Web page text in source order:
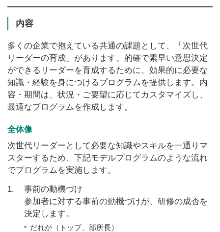
内容
多くの企業で抱えている共通の課題として、「次世代
リーダーの育成」があります。的確で素早い意思決定
ができるリーダーを育成するために、効果的に必要な
知識・経験を身につけるプログラムを提供します。内
容・期間は、状況・ご要望に応じてカスタマイズし、
最適なプログラムを作成します。
全体像
次世代リーダーとして必要な知識やスキルを一通りマ
スターするため、下記モデルプログラムのような流れ
でプログラムを実施します。
1.
事前の動機づけ
参加者に対する事前の動機づけが、研修の成否を
決定します。
だれが（トップ、部所長）